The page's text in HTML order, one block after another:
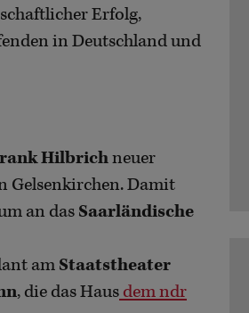
Erfolg,
in Deutschland und
Hilbrichneuer
Gelsenkirchen. Damit
an das Saarländische
am Staatstheater
, die das Haus dem ndr